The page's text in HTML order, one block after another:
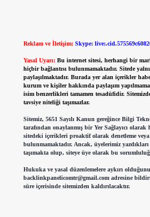
Reklam ve İletişim: Skype:
Yasal Uyarı: Bu internet sitesi, herhangi bir
hiçbir bağlantısı bulunmamaktadır. Sitede
paylaşılmaktadır. Burada yer alan içerikler
kurum ve kişiler hakkında paylaşım
isim benzerlikleri tamamen tesadüfidir.
tavsiye niteliği taşımazlar.
Sitemiz, 5651 Sayılı Kanun gereğince Bilgi
tarafından onaylanmış bir Yer Sağlayıcı
sitedeki içerikleri proaktif olarak denetleme
bulunmamaktadır. Ancak, üyelerimiz
taşımakta olup, siteye üye olarak bu
Hukuka ve yasal düzenlemelere aykırı
backlinkpanelicomtr@gmail.comadresine
süre içerisinde sitemizden kaldırılacaktır.